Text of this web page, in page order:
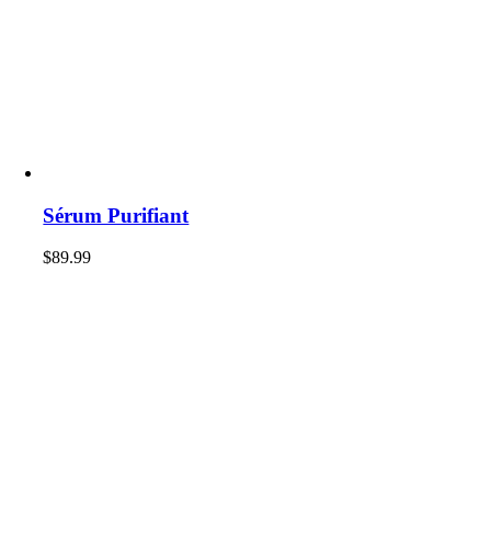
Sérum Purifiant
$89.99